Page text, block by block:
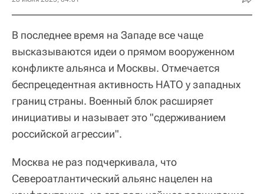
В последнее время на Западе все чаще
высказываются идеи о прямом вооруженном
конфликте альянса и Москвы. Отмечается
беспрецедентная активность НАТО у западных
границ страны. Военный блок расширяет
инициативы и называет это "сдерживанием
российской агрессии".
Москва не раз подчеркивала, что
Североатлантический альянс нацелен на